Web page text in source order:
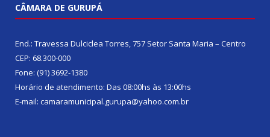
CÂMARA DE GURUPÁ
End.: Travessa Dulciclea Torres, 757 Setor Santa Maria – Centro
CEP: 68.300-000
Fone: (91) 3692-1380
Horário de atendimento: Das 08:00hs às 13:00hs
E-mail: camaramunicipal.gurupa@yahoo.com.br